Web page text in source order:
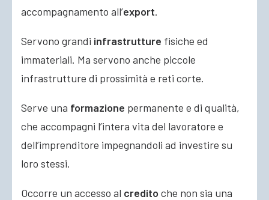
accompagnamento all’export.
Servono grandi infrastrutture fisiche ed
immateriali. Ma servono anche piccole
infrastrutture di prossimità e reti corte.
Serve una formazione permanente e di qualità,
che accompagni l’intera vita del lavoratore e
dell’imprenditore impegnandoli ad investire su
loro stessi.
Occorre un accesso al credito che non sia una